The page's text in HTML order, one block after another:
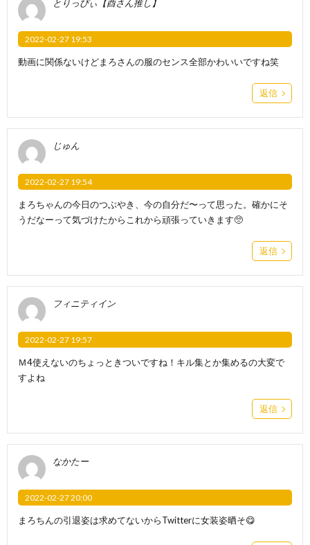
とりっぴぃ【酉さん推し】
2022-02-27 19:53
動画に関係ないけどまろさんの服のセンス全部かわいいですね笑
返信
じゅん
2022-02-27 19:54
まろちゃんの今日のつぶやき、今の自分だ〜って思った。確かにそ
うだなーって気づけたからこれから頑張っていきます🥺
返信
フィニティイン
2022-02-27 19:57
Ｍ4使えないのちょっときついですね！キル集とか集めるの大変で
すよね
返信
なかたー
2022-02-27 20:00
まろちんの引退姿は求めてないからTwitterに女装姿晒そ😋